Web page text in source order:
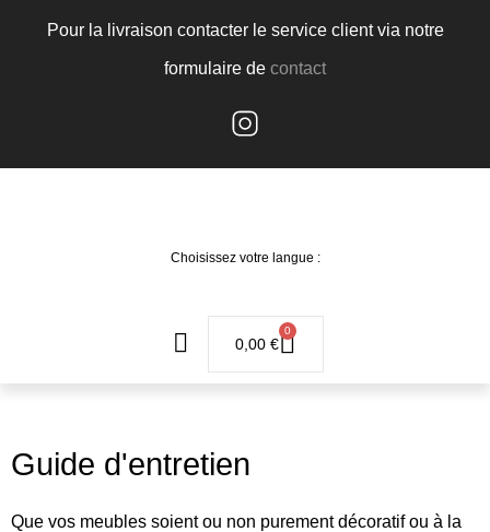
Pour la livraison contacter le service client via notre
formulaire de contact
Choisissez votre langue :
0,00 €
0
Guide d'entretien
Que vos meubles soient ou non purement décoratif ou à la